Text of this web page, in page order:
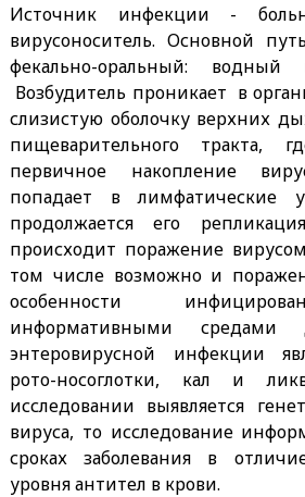
Источник инфекции -
вирусоноситель. Основной
фекально-оральный:
Возбудитель проникает в
слизистую оболочку верхних
пищеварительного тракта,
первичное накопление
попадает в лимфатические
продолжается его
происходит поражение
том числе возможно и
особенности
информативными средами
энтеровирусной инфекции
рото-носоглотки, кал и
исследовании выявляется
вируса, то исследование
сроках заболевания в
уровня антител в крови.